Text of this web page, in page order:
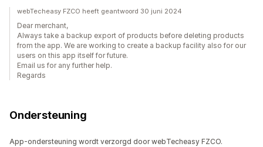
webTecheasy FZCO heeft geantwoord 30 juni 2024
Dear merchant,
Always take a backup export of products before deleting products
from the app. We are working to create a backup facility also for our
users on this app itself for future.
Email us for any further help.
Regards
Ondersteuning
App-ondersteuning wordt verzorgd door webTecheasy FZCO.